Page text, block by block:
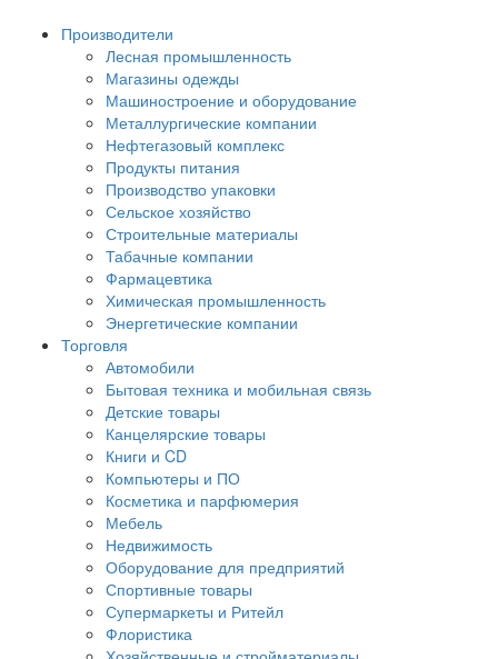
Производители
Лесная промышленность
Магазины одежды
Машиностроение и оборудование
Металлургические компании
Нефтегазовый комплекс
Продукты питания
Производство упаковки
Сельское хозяйство
Строительные материалы
Табачные компании
Фармацевтика
Химическая промышленность
Энергетические компании
Торговля
Автомобили
Бытовая техника и мобильная связь
Детские товары
Канцелярские товары
Книги и CD
Компьютеры и ПО
Косметика и парфюмерия
Мебель
Недвижимость
Оборудование для предприятий
Спортивные товары
Супермаркеты и Ритейл
Флористика